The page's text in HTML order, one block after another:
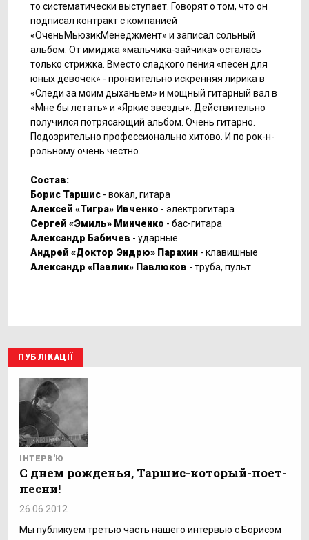
то систематически выступает. Говорят о том, что он
подписал контракт с компанией
«ОченьМьюзикМенеджмент» и записал сольный
альбом. От имиджа «мальчика-зайчика» осталась
только стрижка. Вместо сладкого пения «песен для
юных девочек» - пронзительно искренняя лирика в
«Следи за моим дыханьем» и мощный гитарный вал в
«Мне бы летать» и «Яркие звезды». Действительно
получился потрясающий альбом. Очень гитарно.
Подозрительно профессионально хитово. И по рок-н-
рольному очень честно.
Cостав:
Борис Таршис - вокал, гитара
Алексей «Тигра» Ивченко - электрогитара
Сергей «Эмиль» Минченко - бас-гитара
Александр Бабичев - ударные
Андрей «Доктор Эндрю» Парахин - клавишные
Александр «Павлик» Павлюков - труба, пульт
ПУБЛІКАЦІЇ
ІНТЕРВ'Ю
С днем рожденья, Таршис-который-поет-
песни!
26.06.2012
Мы публикуем третью часть нашего интервью с Борисом